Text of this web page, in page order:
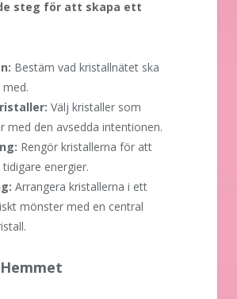
steg för att skapa ett
Bestäm vad kristallnätet ska
Välj kristaller som
med den avsedda intentionen.
Rengör kristallerna för att
tidigare energier.
Arrangera kristallerna i ett
mönster med en central